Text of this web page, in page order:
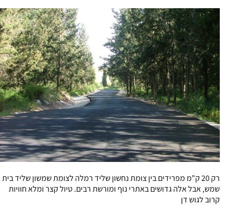
רק 20 ק"מ מפרידים בין צומת נחשון שליד רמלה לצומת שמשון שליד בית
שמש, אבל אלה גדושים באתרי נוף ומורשת רבים. טיול קצר ומלא חוויות
קרוב לגוש דן